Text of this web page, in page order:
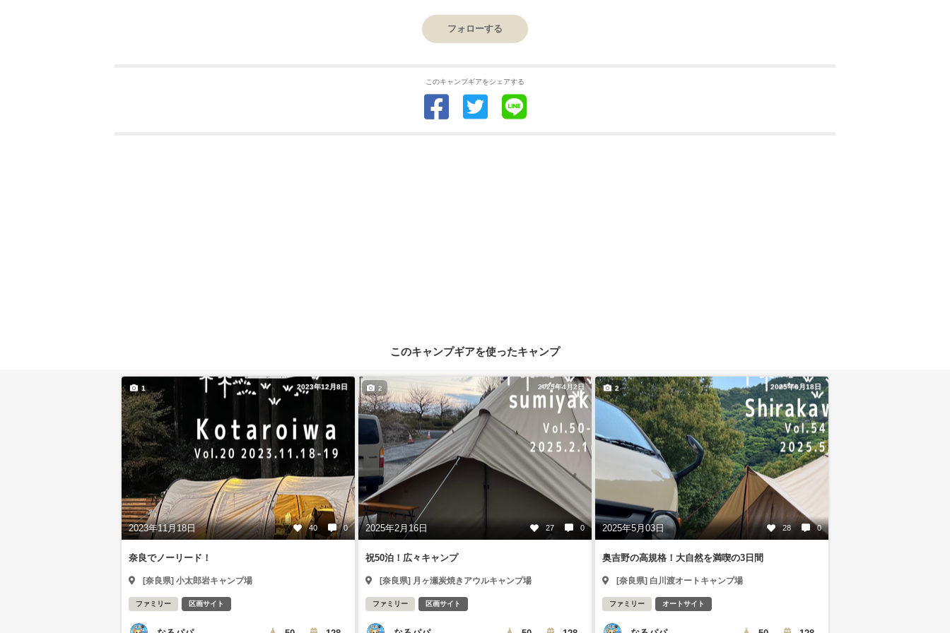
フォローする
このキャンプギアをシェアする
このキャンプギアを使ったキャンプ
2023年12月8日
2023年11月18日 40 0
1
奈良でノーリード！
[奈良県] 小太郎岩キャンプ場
ファミリー 区画サイト
2025年4月2日
2025年2月16日 27 0
2
祝50泊！広々キャンプ
[奈良県] 月ヶ瀬炭焼きアウルキャンプ場
ファミリー 区画サイト
2025年6月18日
2025年5月03日 28 0
2
奥吉野の高規格！大自然を満喫の3日間
[奈良県] 白川渡オートキャンプ場
ファミリー オートサイト